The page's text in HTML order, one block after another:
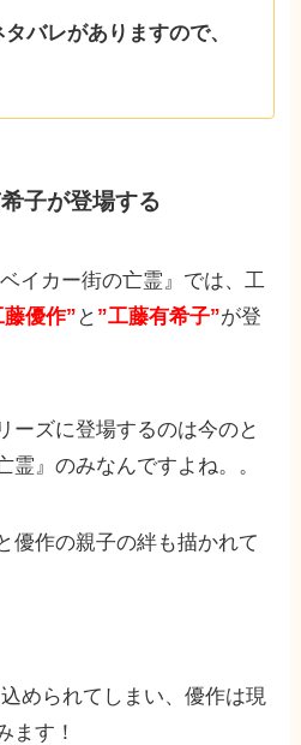
バレがありますので、
子が登場する
イカー街の亡霊』では、工
藤優作” と ”工藤有希子”が登
ーズに登場するのは今のと
霊』のみなんですよね。。
優作の親子の絆も描かれて
められてしまい、優作は現
ます！